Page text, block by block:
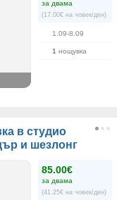
за двама
(17.00€ на човек/ден)
1.09-8.09
1 нощувка
в студио
и шезлонг
85.00€
за двама
(41.25€ на човек/ден)